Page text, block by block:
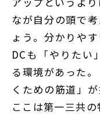
なが自分の頭で
ょう。分かりや
DCも「やりたい
る環境があった
くための筋道」
ここは第一三共の